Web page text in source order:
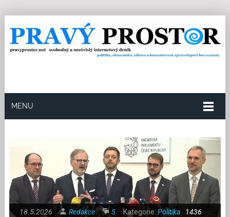
MENU
18.5.2026 Redakce 5 Kategorie: Politika
1436